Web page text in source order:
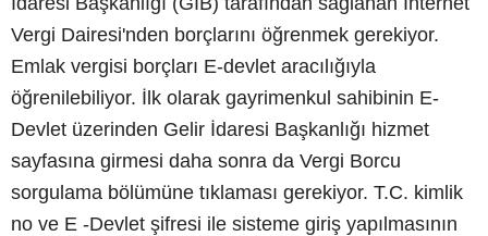
Vergi Dairesi'nden borçlarını öğrenmek gerekiyor.
Emlak vergisi borçları E-devlet aracılığıyla
öğrenilebiliyor. İlk olarak gayrimenkul sahibinin E-
Devlet üzerinden Gelir İdaresi Başkanlığı hizmet
sayfasına girmesi daha sonra da Vergi Borcu
sorgulama bölümüne tıklaması gerekiyor. T.C. kimlik
no ve E -Devlet şifresi ile sisteme giriş yapılmasının